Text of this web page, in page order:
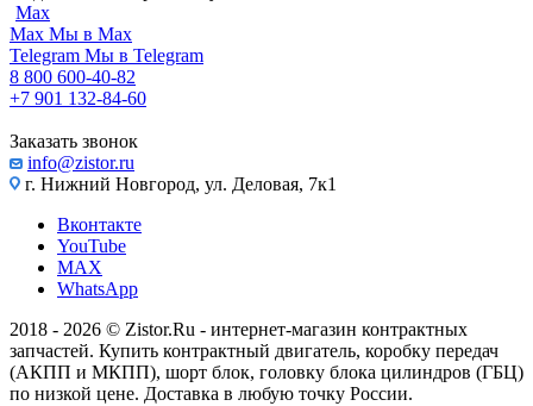
Max
Max Мы в Max
Telegram Мы в Telegram
8 800 600-40-82
+7 901 132-84-60
Заказать звонок
info@zistor.ru
г. Нижний Новгород, ул. Деловая, 7к1
Вконтакте
YouTube
MAX
WhatsApp
2018 - 2026 © Zistor.Ru - интернет-магазин контрактных
запчастей. Купить контрактный двигатель, коробку передач
(АКПП и МКПП), шорт блок, головку блока цилиндров (ГБЦ)
по низкой цене. Доставка в любую точку России.